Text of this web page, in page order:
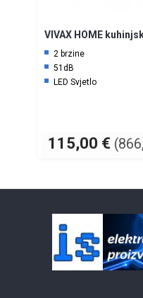
VIVAX HOME
2 brzine
51dB
LED Svjetlo
115,00 €